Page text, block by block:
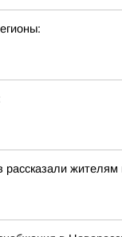
жителям